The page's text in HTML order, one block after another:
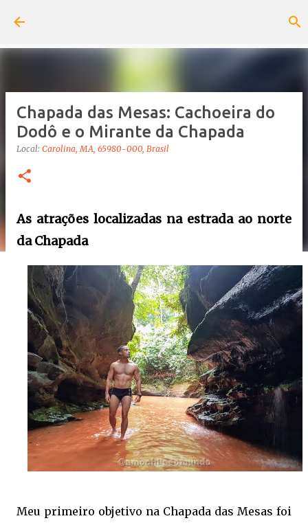
Chapada das Mesas: Cachoeira do
Dodô e o Mirante da Chapada
Local: Carolina, MA, 65980-000, Brasil
As atrações localizadas na estrada ao norte
da Chapada
Meu primeiro objetivo na Chapada das Mesas foi